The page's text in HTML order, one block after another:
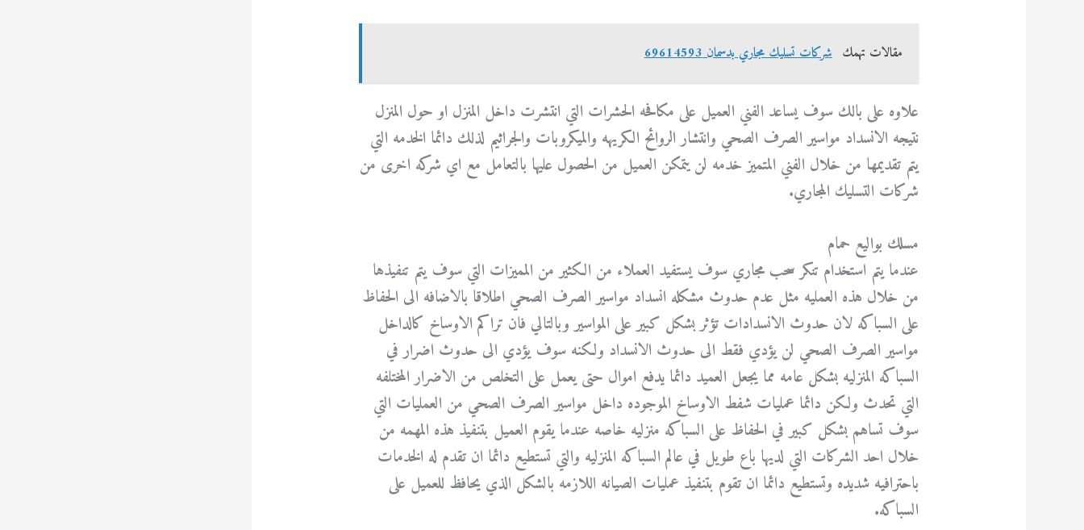
مقالات تهمك شركات تسليك مجاري بدسمان 69614593
علاوه على بالك سوف يساعد الفني العميل على مكافحه الحشرات التي انتشرت داخل المنزل او حول المنزل
نتيجه الانسداد مواسير الصرف الصحي وانتشار الروائح الكريهه والميكروبات والجراثيم لذلك دائما الخدمه التي
يتم تقديمها من خلال الفني المتميز خدمه لن يتمكن العميل من الحصول عليها بالتعامل مع اي شركه اخرى من
شركات التسليك المجاري.
مسلك بواليع حمام
عندما يتم استخدام تنكر سحب مجاري سوف يستفيد العملاء من الكثير من المميزات التي سوف يتم تنفيذها
من خلال هذه العمليه مثل عدم حدوث مشكله انسداد مواسير الصرف الصحي اطلاقا بالاضافه الى الحفاظ
على السباكه لان حدوث الانسدادات تؤثر بشكل كبير على المواسير وبالتالي فان تراكم الاوساخ كالداخل
مواسير الصرف الصحي لن يؤدي فقط الى حدوث الانسداد ولكنه سوف يؤدي الى حدوث اضرار في
السباكه المنزليه بشكل عامه مما يجعل العميد دائما يدفع اموال حتى يعمل على التخلص من الاضرار المختلفه
التي تحدث ولكن دائما عمليات شفط الاوساخ الموجوده داخل مواسير الصرف الصحي من العمليات التي
سوف تساهم بشكل كبير في الحفاظ على السباكه منزليه خاصه عندما يقوم العميل بتنفيذ هذه المهمه من
خلال احد الشركات التي لديها باع طويل في عالم السباكه المنزليه والتي تستطيع دائما ان تقدم له الخدمات
باحترافيه شديده وتستطيع دائما ان تقوم بتنفيذ عمليات الصيانه اللازمه بالشكل الذي يحافظ للعميل على
السباكه.